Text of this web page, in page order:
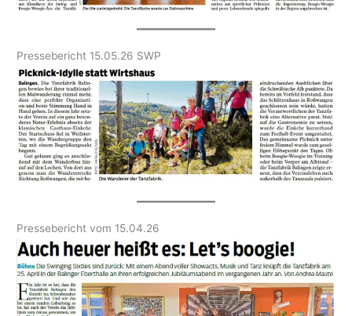
Pressebericht 15.05.26 SWP
Pressebericht vom 15.04.26